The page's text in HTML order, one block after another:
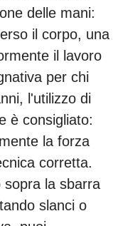
delle mani:
il corpo, una
il lavoro
per chi
l'utilizzo di
è consigliato:
la forza
corretta.
sopra la sbarra
slanci o